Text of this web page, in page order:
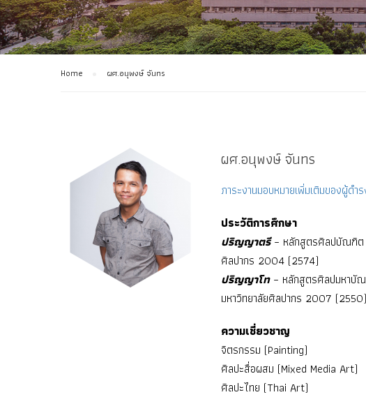
Home ผศ.อนุพงษ์ จันทร
ผศ.อนุพงษ์ จันทร
ภาระงานมอบหมายเพิ่มเติมของผู้ดำ
ประวัติการศึกษา
ปริญญาตรี– หลักสูตรศิลปบัณฑิต
ศิลปากร 2004 (2574)
ปริญญาโท– หลักสูตรศิลปมหาบัณ
มหาวิทยาลัยศิลปากร 2007 (2550)
ความเชี่ยวชาญ
จิตรกรรม (Painting)
ศิลปะสื่อผสม (Mixed Media Art)
ศิลปะไทย (Thai Art)